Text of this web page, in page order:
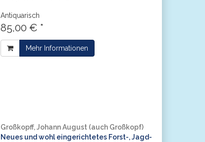
Antiquarisch
85,00 € *
Mehr Informationen
Großkopff, Johann August (auch Großkopf)
Neues und wohl eingerichtetes Forst-, Jagd-